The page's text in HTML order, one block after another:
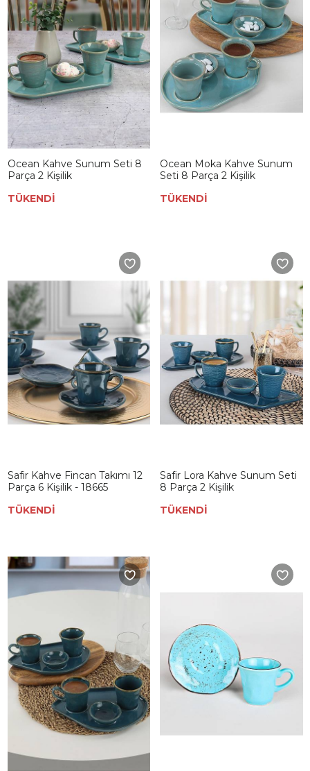
Ocean Kahve Sunum Seti 8
Parça 2 Kişilik
TÜKENDİ
Ocean Moka Kahve Sunum
Seti 8 Parça 2 Kişilik
TÜKENDİ
Safir Kahve Fincan Takımı 12
Parça 6 Kişilik - 18665
TÜKENDİ
Safir Lora Kahve Sunum Seti
8 Parça 2 Kişilik
TÜKENDİ